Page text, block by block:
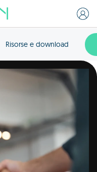
Risorse e download